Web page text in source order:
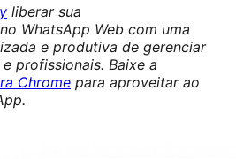
liberar sua
WhatsApp Web com uma
e produtiva de gerenciar
profissionais. Baixe a
Chrome para aproveitar ao